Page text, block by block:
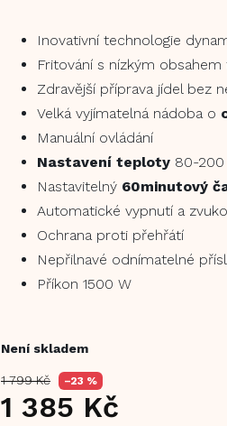
1 799 Kč –23 %
1 385 Kč
Není skladem
Inovativní technologie
Fritování s nízkým
Zdravější příprava jídel bez
Velká vyjímatelná nádoba o
Manuální ovládání
Nastavení teploty 80-200
Nastavitelný 60minutový
Automatické vypnutí a
Ochrana proti přehřátí
Nepřilnavé odnímatelné
Příkon 1500 W